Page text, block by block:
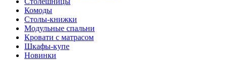
Комоды
Столы-книжки
Модульные спальни
Кровати с матрасом
Шкафы-купе
Новинки